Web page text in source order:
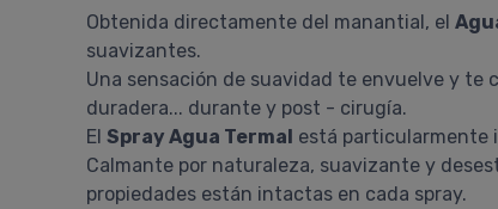
Obtenida directamente del manantial, el
suavizantes.
Una sensación de suavidad te envuelve y te
duradera... durante y post - cirugía.
El Spray Agua Termal está particularmente
Calmante por naturaleza, suavizante y
propiedades están intactas en cada spray.